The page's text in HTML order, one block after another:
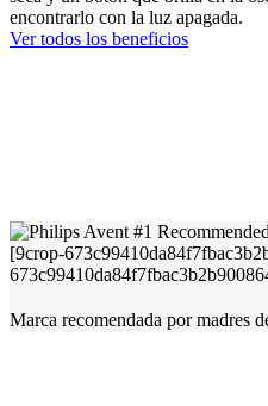
encontrarlo con la luz apagada.
Ver todos los beneficios
Marca recomendada por madres